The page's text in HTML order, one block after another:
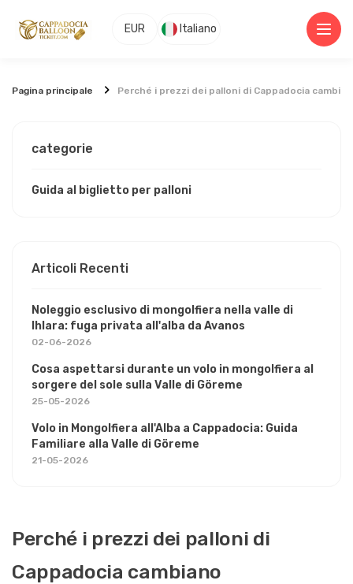
EUR Italiano
Pagina principale Perché i prezzi dei palloni di Cappadocia
Perché i prezzi dei palloni di
Cappadocia cambiano
categorie
Guida al biglietto per palloni
Articoli Recenti
Noleggio esclusivo di mongolfiera nella valle di
Ihlara: fuga privata all'alba da Avanos
02-06-2026
Cosa aspettarsi durante un volo in mongolfiera al
sorgere del sole sulla Valle di Göreme
25-05-2026
Volo in Mongolfiera all'Alba a Cappadocia: Guida
Familiare alla Valle di Göreme
21-05-2026